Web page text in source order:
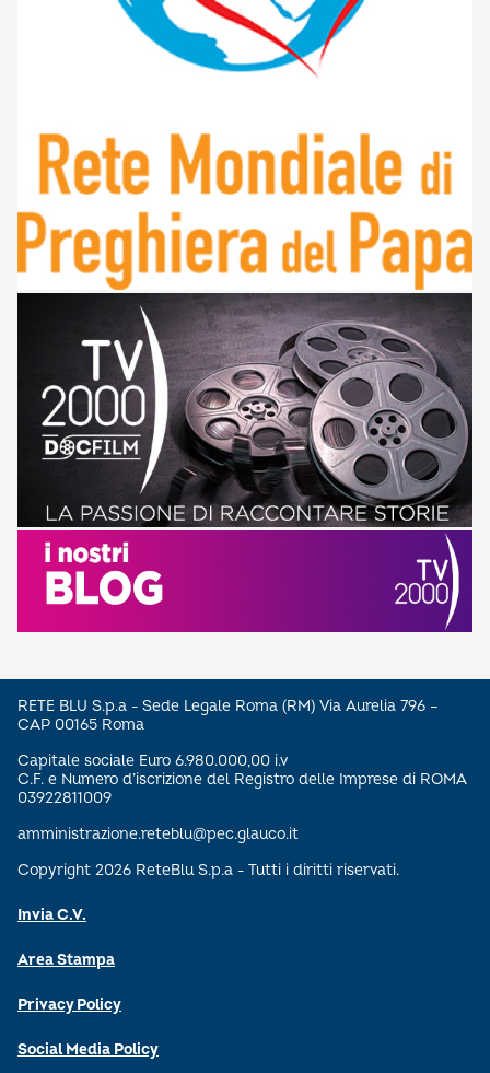
RETE BLU S.p.a - Sede Legale Roma (RM) Via Aurelia 796 –
CAP 00165 Roma
Capitale sociale Euro 6.980.000,00 i.v
C.F. e Numero d’iscrizione del Registro delle Imprese di ROMA
03922811009
amministrazione.reteblu@pec.glauco.it
Copyright 2026 ReteBlu S.p.a - Tutti i diritti riservati.
Invia C.V.
Area Stampa
Privacy Policy
Social Media Policy